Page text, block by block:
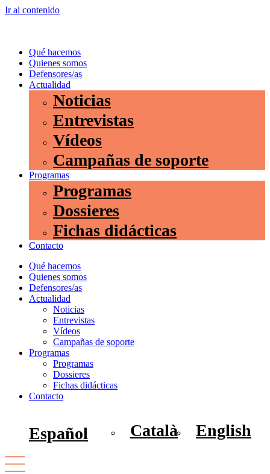
Ir al contenido
Qué hacemos
Quienes somos
Defensores/as
Actualidad
Noticias
Entrevistas
Vídeos
Campañas de soporte
Programas
Programas
Dossieres
Fichas didácticas
Contacto
Qué hacemos
Quienes somos
Defensores/as
Actualidad
Noticias
Entrevistas
Vídeos
Campañas de soporte
Programas
Programas
Dossieres
Fichas didácticas
Contacto
Español Català English